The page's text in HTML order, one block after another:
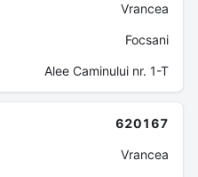
Vrancea
Focsani
Alee Caminului nr. 1-T
620167
Vrancea